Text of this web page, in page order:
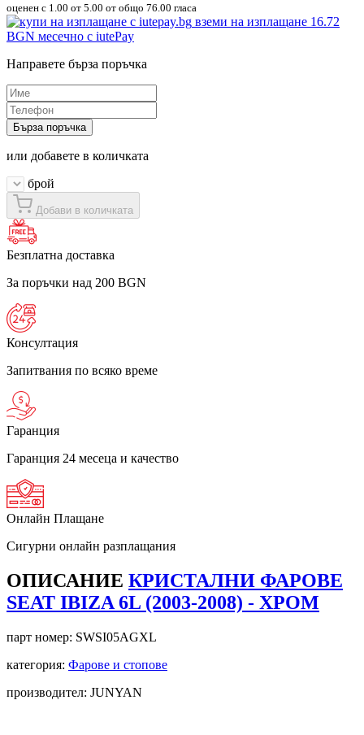
оценен с 1.00 от 5.00 от общо 76.00 гласа
вземи на изплащане 16.72
BGN месечно с iutePay
Направете бърза поръчка
Бърза поръчка
или добавете в количката
брой
Добави в количката
Безплатна доставка
За поръчки над 200 BGN
Консултация
Запитвания по всяко време
Гаранция
Гаранция 24 месеца и качество
Онлайн Плащане
Сигурни онлайн разплащания
ОПИСАНИЕ КРИСТАЛНИ ФАРОВЕ
SEAT IBIZA 6L (2003-2008) - ХРОМ
парт номер: SWSI05AGXL
категория: Фарове и стопове
производител: JUNYAN